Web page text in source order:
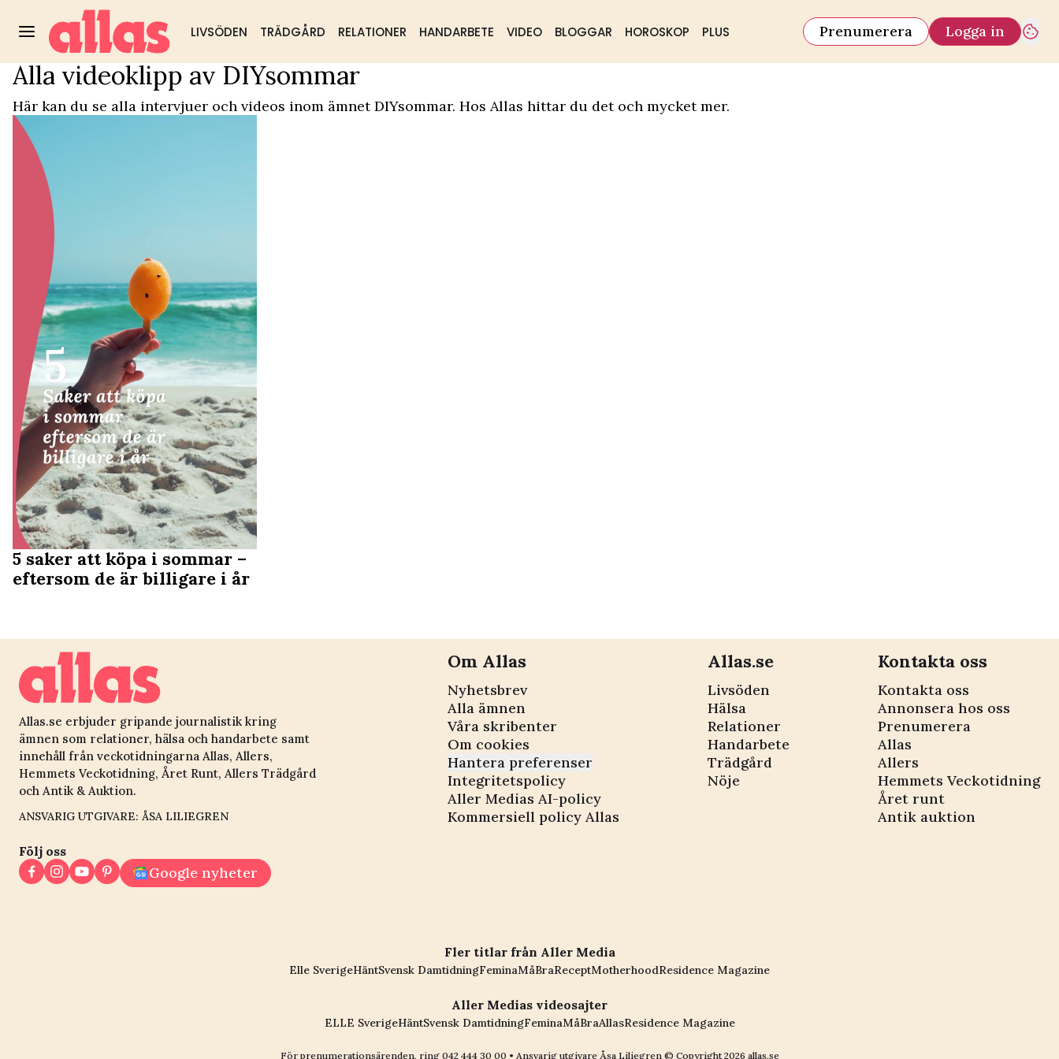
LIVSÖDEN TRÄDGÅRD RELATIONER HANDARBETE VIDEO BLOGGAR HOROSKOP PLUS Prenumerera Logga in
Populärt: Trädgård DIY & husmorstips Hälsa & välmående
Video Start/DIYsommar
Alla videoklipp av DIYsommar
Här kan du se alla intervjuer och videos inom ämnet DIYsommar. Hos Allas hittar du det och mycket mer.
5 saker att köpa i sommar –
eftersom de är billigare i år
Allas.se erbjuder gripande journalistik kring
ämnen som relationer, hälsa och handarbete samt
innehåll från veckotidningarna Allas, Allers,
Hemmets Veckotidning, Året Runt, Allers Trädgård
och Antik & Auktion.
ANSVARIG UTGIVARE: ÅSA LILIEGREN
Följ oss
Google nyheter
Om Allas
Nyhetsbrev
Alla ämnen
Våra skribenter
Om cookies
Hantera preferenser
Integritetspolicy
Aller Medias AI-policy
Kommersiell policy Allas
Allas.se
Livsöden
Hälsa
Relationer
Handarbete
Trädgård
Nöje
Kontakta oss
Kontakta oss
Annonsera hos oss
Prenumerera
Allas
Allers
Hemmets Veckotidning
Året runt
Antik auktion
Fler titlar från Aller Media
Elle SverigeHäntSvensk DamtidningFeminaMåBraReceptMotherhoodResidence Magazine
Aller Medias videosajter
ELLE SverigeHäntSvensk DamtidningFeminaMåBraAllasResidence Magazine
För prenumerationsärenden, ring 042 444 30 00 • Ansvarig utgivare Åsa Liliegren © Copyright2026 allas.se